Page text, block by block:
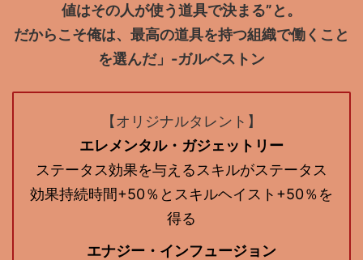
値はその人が使う道具で決まる”と。
だからこそ俺は、最高の道具を持つ組織で働くこと
を選んだ」-ガルベストン
【オリジナルタレント】
エレメンタル・ガジェットリー
ステータス効果を与えるスキルがステータス
効果持続時間+50％とスキルヘイスト+50％を
得る
エナジー・インフュージョン